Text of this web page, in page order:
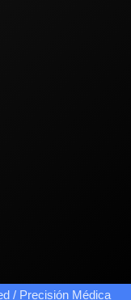
/ Precisión Médica